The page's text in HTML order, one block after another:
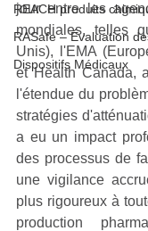
REACH produits
RASafe – Évaluation
Dispositifs Médicaux
jour entre les
mondiales, telles
Unis), l'EMA
et Health Canada,
l'étendue du
stratégies
a eu un impact
des processus de
une vigilance
plus rigoureux à
production